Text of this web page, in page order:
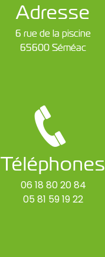
Adresse
6 rue de la piscine
65600 Séméac
Téléphones
06 18 80 20 84
05 81 59 19 22